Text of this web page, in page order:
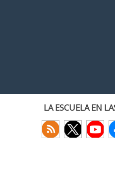
LA ESCUELA EN